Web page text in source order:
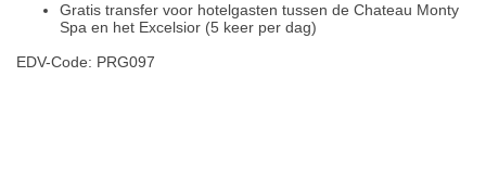
Gratis transfer voor hotelgasten tussen de Chateau Monty
Spa en het Excelsior (5 keer per dag)
EDV-Code: PRG097